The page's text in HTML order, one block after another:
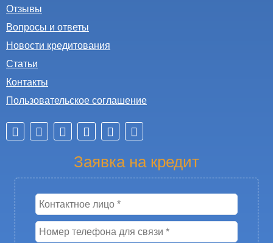
Отзывы
Вопросы и ответы
Новости кредитования
Статьи
Контакты
Пользовательское соглашение
Заявка на кредит